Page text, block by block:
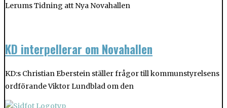
Lerums Tidning att Nya Novahallen
KD interpellerar om Novahallen
KD:s Christian Eberstein ställer frågor till kommunstyrelsens
ordförande Viktor Lundblad om den